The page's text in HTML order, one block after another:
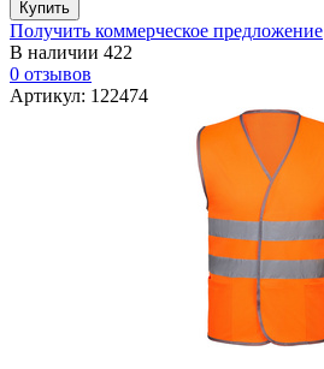
Получить коммерческое предложение
В наличии 422
0 отзывов
Артикул: 122474